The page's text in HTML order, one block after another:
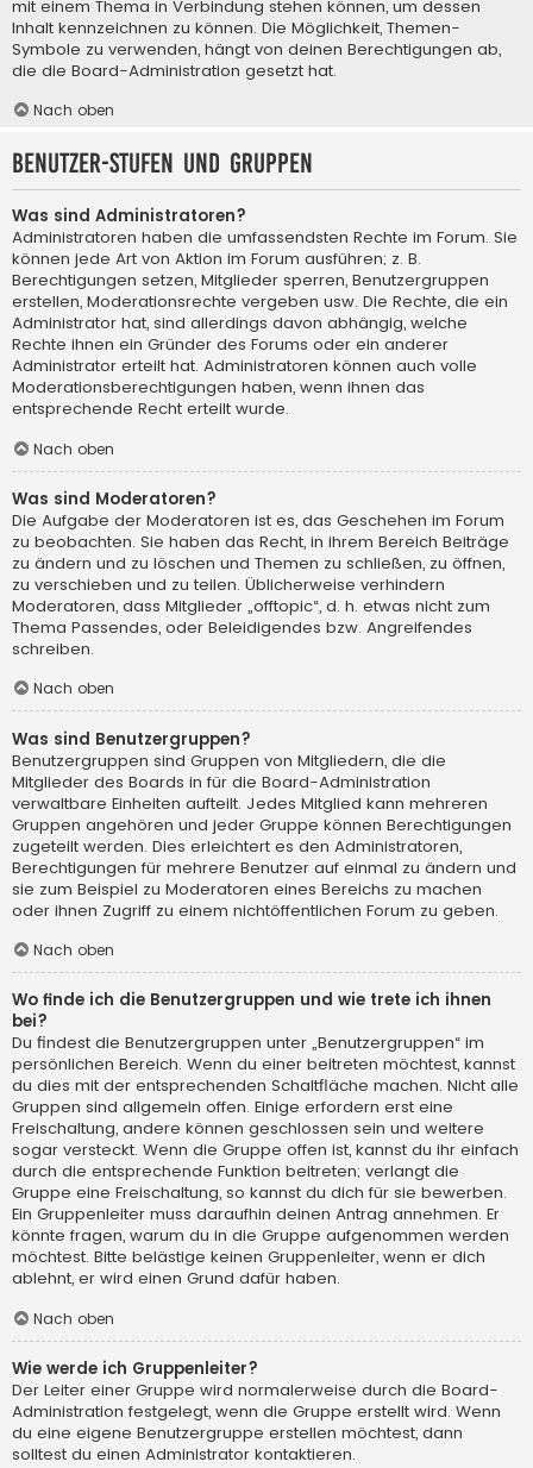
mit einem Thema in Verbindung stehen können, um dessen
Inhalt kennzeichnen zu können. Die Möglichkeit, Themen-
Symbole zu verwenden, hängt von deinen Berechtigungen ab,
die die Board-Administration gesetzt hat.
Nach oben
Benutzer-Stufen und Gruppen
Was sind Administratoren?
Administratoren haben die umfassendsten Rechte im Forum. Sie
können jede Art von Aktion im Forum ausführen; z. B.
Berechtigungen setzen, Mitglieder sperren, Benutzergruppen
erstellen, Moderationsrechte vergeben usw. Die Rechte, die ein
Administrator hat, sind allerdings davon abhängig, welche
Rechte ihnen ein Gründer des Forums oder ein anderer
Administrator erteilt hat. Administratoren können auch volle
Moderationsberechtigungen haben, wenn ihnen das
entsprechende Recht erteilt wurde.
Nach oben
Was sind Moderatoren?
Die Aufgabe der Moderatoren ist es, das Geschehen im Forum
zu beobachten. Sie haben das Recht, in ihrem Bereich Beiträge
zu ändern und zu löschen und Themen zu schließen, zu öffnen,
zu verschieben und zu teilen. Üblicherweise verhindern
Moderatoren, dass Mitglieder „offtopic“, d. h. etwas nicht zum
Thema Passendes, oder Beleidigendes bzw. Angreifendes
schreiben.
Nach oben
Was sind Benutzergruppen?
Benutzergruppen sind Gruppen von Mitgliedern, die die
Mitglieder des Boards in für die Board-Administration
verwaltbare Einheiten aufteilt. Jedes Mitglied kann mehreren
Gruppen angehören und jeder Gruppe können Berechtigungen
zugeteilt werden. Dies erleichtert es den Administratoren,
Berechtigungen für mehrere Benutzer auf einmal zu ändern und
sie zum Beispiel zu Moderatoren eines Bereichs zu machen
oder ihnen Zugriff zu einem nichtöffentlichen Forum zu geben.
Nach oben
Wo finde ich die Benutzergruppen und wie trete ich ihnen
bei?
Du findest die Benutzergruppen unter „Benutzergruppen“ im
persönlichen Bereich. Wenn du einer beitreten möchtest, kannst
du dies mit der entsprechenden Schaltfläche machen. Nicht alle
Gruppen sind allgemein offen. Einige erfordern erst eine
Freischaltung, andere können geschlossen sein und weitere
sogar versteckt. Wenn die Gruppe offen ist, kannst du ihr einfach
durch die entsprechende Funktion beitreten; verlangt die
Gruppe eine Freischaltung, so kannst du dich für sie bewerben.
Ein Gruppenleiter muss daraufhin deinen Antrag annehmen. Er
könnte fragen, warum du in die Gruppe aufgenommen werden
möchtest. Bitte belästige keinen Gruppenleiter, wenn er dich
ablehnt, er wird einen Grund dafür haben.
Nach oben
Wie werde ich Gruppenleiter?
Der Leiter einer Gruppe wird normalerweise durch die Board-
Administration festgelegt, wenn die Gruppe erstellt wird. Wenn
du eine eigene Benutzergruppe erstellen möchtest, dann
solltest du einen Administrator kontaktieren.